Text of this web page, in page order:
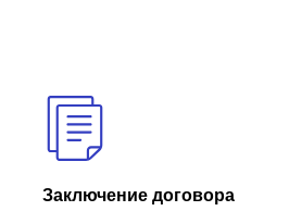
Заключение договора